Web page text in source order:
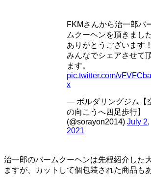
FKMさんから治一郎バ
ムクーヘンを頂きまし
ありがとうございます！
みんなでシェアさせて
ます。
pic.twitter.com/
x
— ボルダリングジム【
の向こうへ四足歩行】
(@sorayon2014) July 2,
2021
治一郎のバームクーヘンは先程紹介した
ますが、カットして個包装された商品も